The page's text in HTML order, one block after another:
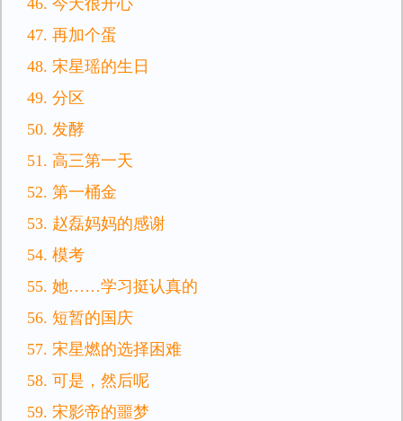
46. 今天很开心
47. 再加个蛋
48. 宋星瑶的生日
49. 分区
50. 发酵
51. 高三第一天
52. 第一桶金
53. 赵磊妈妈的感谢
54. 模考
55. 她……学习挺认真的
56. 短暂的国庆
57. 宋星燃的选择困难
58. 可是，然后呢
59. 宋影帝的噩梦